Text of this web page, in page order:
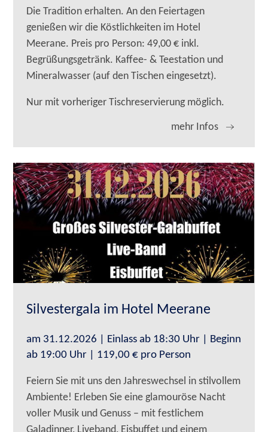
Die Tradition erhalten. An den Feiertagen
genießen wir die Köstlichkeiten im Hotel
Meerane. Preis pro Person: 49,00 € inkl.
Begrüßungsgetränk. Kaffee- & Teestation und
Mineralwasser (auf den Tischen eingesetzt).
Nur mit vorheriger Tischreservierung möglich.
mehr Infos
Silvestergala im Hotel Meerane
am 31.12.2026 | Einlass ab 18:30 Uhr | Beginn
ab 19:00 Uhr | 119,00 € pro Person
Feiern Sie mit uns den Jahreswechsel in stilvollem
Ambiente! Erleben Sie eine glamouröse Nacht
voller Musik und Genuss – mit festlichem